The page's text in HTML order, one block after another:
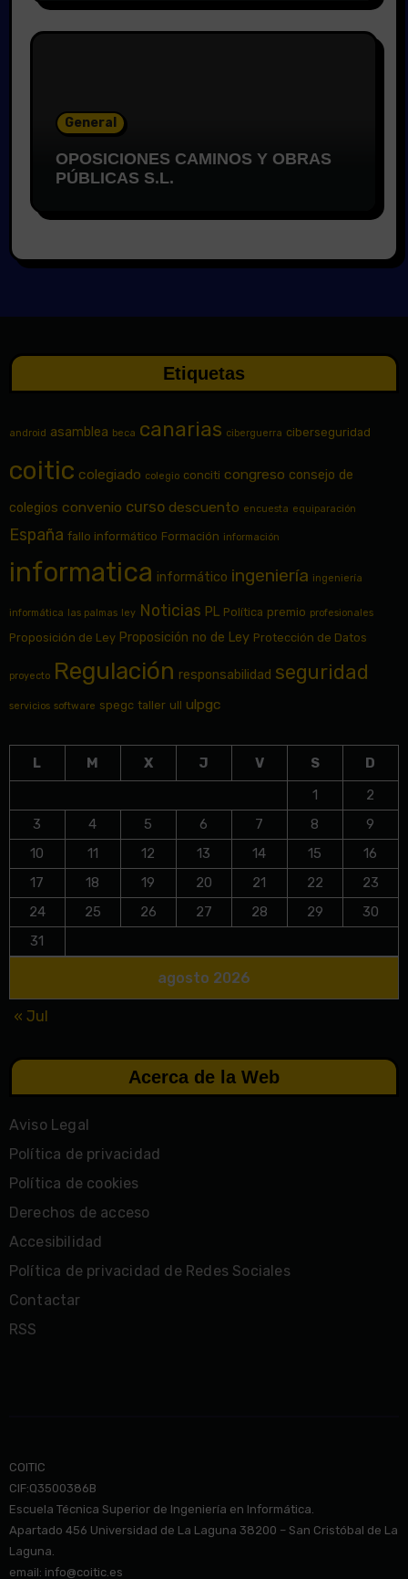
General
OPOSICIONES CAMINOS Y OBRAS
PÚBLICAS S.L.
Etiquetas
android asamblea beca canarias ciberguerra ciberseguridad
coitic colegiado colegio conciti congreso consejo de
colegios convenio curso descuento encuesta equiparación
España fallo informático Formación información
informatica informático ingeniería ingeniería
informática las palmas ley Noticias PL Política premio profesionales
Proposición de Ley Proposición no de Ley Protección de Datos
proyecto Regulación responsabilidad seguridad
servicios software spegc taller ull ulpgc
agosto 2026
L M X J V S
D
1
2
3
4 5 6 7 8
9
10
11 12 13 14 15
16
17
18 19 20 21 22
23
24
25 26 27 28 29
30
31
« Jul
Acerca de la Web
Aviso Legal
Política de privacidad
Política de cookies
Derechos de acceso
Accesibilidad
Política de privacidad de Redes Sociales
Contactar
RSS
COITIC
CIF:Q3500386B
Escuela Técnica Superior de Ingeniería en Informática.
Apartado 456 Universidad de La Laguna 38200 – San Cristóbal de La
Laguna.
email: info@coitic.es